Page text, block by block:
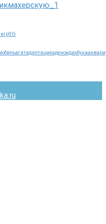
90-
агатадаптацияаденоидазбука